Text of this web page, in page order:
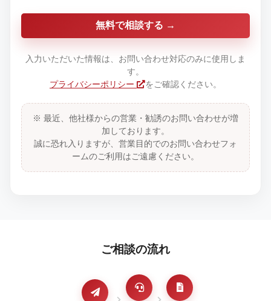
無料で相談する
入力いただいた情報は、お問い合わせ対応のみに使用しま
す。
プライバシーポリシー
をご確認ください。
※ 最近、他社様からの営業・勧誘のお問い合わせが増
加しております。
誠に恐れ入りますが、営業目的でのお問い合わせフォ
ームのご利用はご遠慮ください。
ご相談の流れ